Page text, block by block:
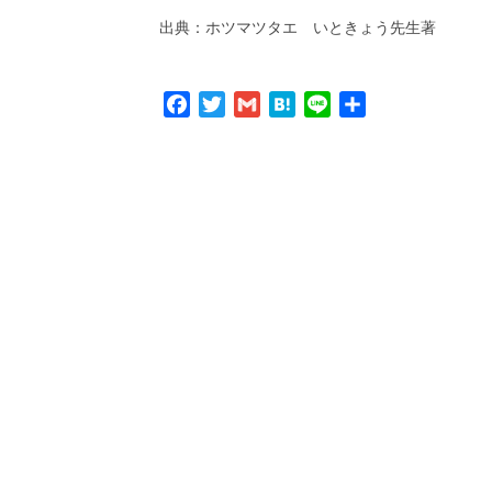
出典：ホツマツタエ いときょう先生著
Facebook
TwitterGmail Hatena
Line